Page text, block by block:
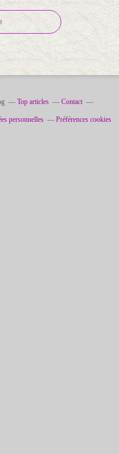
Top articles Contact
personnelles Préférences cookies